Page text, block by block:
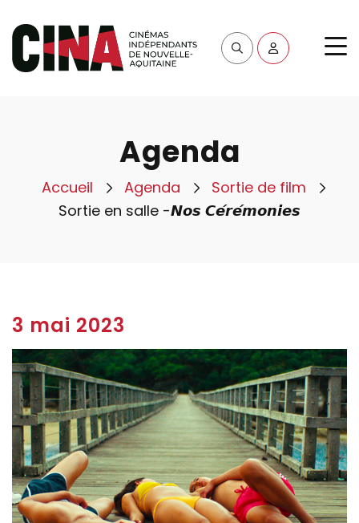
Agenda
Accueil Agenda
Sortie de film
Sortie en salle -𝙉𝙤𝙨 𝘾𝙚́𝙧𝙚́𝙢𝙤𝙣𝙞𝙚𝙨
3 mai 2023